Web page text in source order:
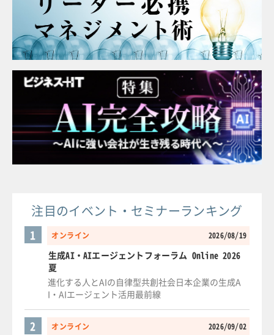
注目のイベント・セミナーランキング
オンライン 2026/08/19
1
生成AI・AIエージェントフォーラム Online 2026
夏
進化する人とAIの自律型共創社会日本企業の生成A
I・AIエージェント活用最前線
オンライン 2026/09/02
2